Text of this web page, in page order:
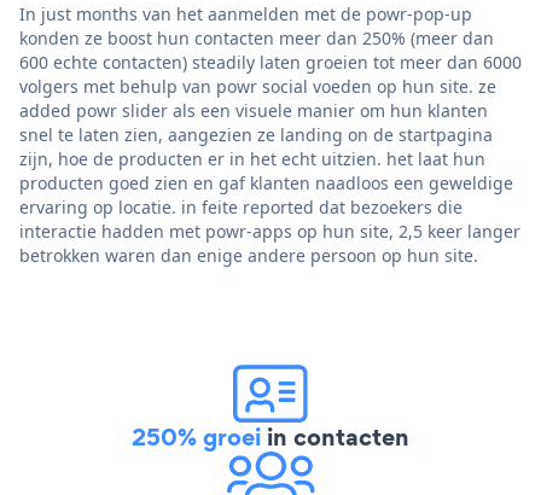
In just months van het aanmelden met de powr-pop-up
konden ze boost hun contacten meer dan 250% (meer dan
600 echte contacten) steadily laten groeien tot meer dan 6000
volgers met behulp van powr social voeden op hun site. ze
added powr slider als een visuele manier om hun klanten
snel te laten zien, aangezien ze landing on de startpagina
zijn, hoe de producten er in het echt uitzien. het laat hun
producten goed zien en gaf klanten naadloos een geweldige
ervaring op locatie. in feite reported dat bezoekers die
interactie hadden met powr-apps op hun site, 2,5 keer langer
betrokken waren dan enige andere persoon op hun site.
250% groei in contacten